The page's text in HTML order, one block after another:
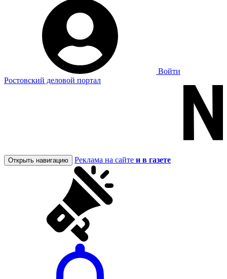
Войти
Ростовский деловой портал
Открыть навигацию Реклама на сайте и в газете